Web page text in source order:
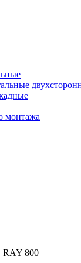
монтажа
RAY 800